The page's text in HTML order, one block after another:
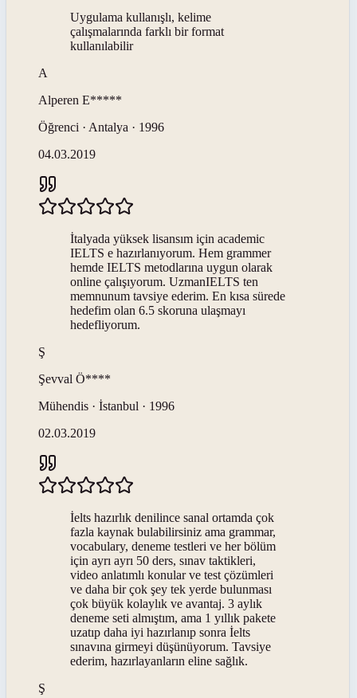
Uygulama kullanışlı, kelime
çalışmalarında farklı bir format
kullanılabilir
A
Alperen E*****
Öğrenci · Antalya · 1996
04.03.2019
İtalyada yüksek lisansım için academic
IELTS e hazırlanıyorum. Hem grammer
hemde IELTS metodlarına uygun olarak
online çalışıyorum. UzmanIELTS ten
memnunum tavsiye ederim. En kısa sürede
hedefim olan 6.5 skoruna ulaşmayı
hedefliyorum.
Ş
Şevval Ö****
Mühendis · İstanbul · 1996
02.03.2019
İelts hazırlık denilince sanal ortamda çok
fazla kaynak bulabilirsiniz ama grammar,
vocabulary, deneme testleri ve her bölüm
için ayrı ayrı 50 ders, sınav taktikleri,
video anlatımlı konular ve test çözümleri
ve daha bir çok şey tek yerde bulunması
çok büyük kolaylık ve avantaj. 3 aylık
deneme seti almıştım, ama 1 yıllık pakete
uzatıp daha iyi hazırlanıp sonra İelts
sınavına girmeyi düşünüyorum. Tavsiye
ederim, hazırlayanların eline sağlık.
Ş